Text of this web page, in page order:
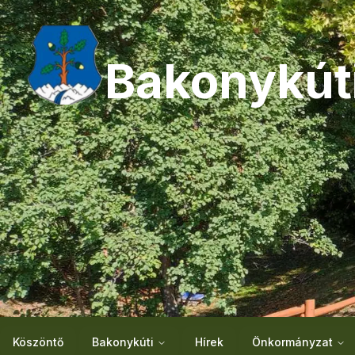
Köszöntő Bakonykúti Hírek Önkormányzat